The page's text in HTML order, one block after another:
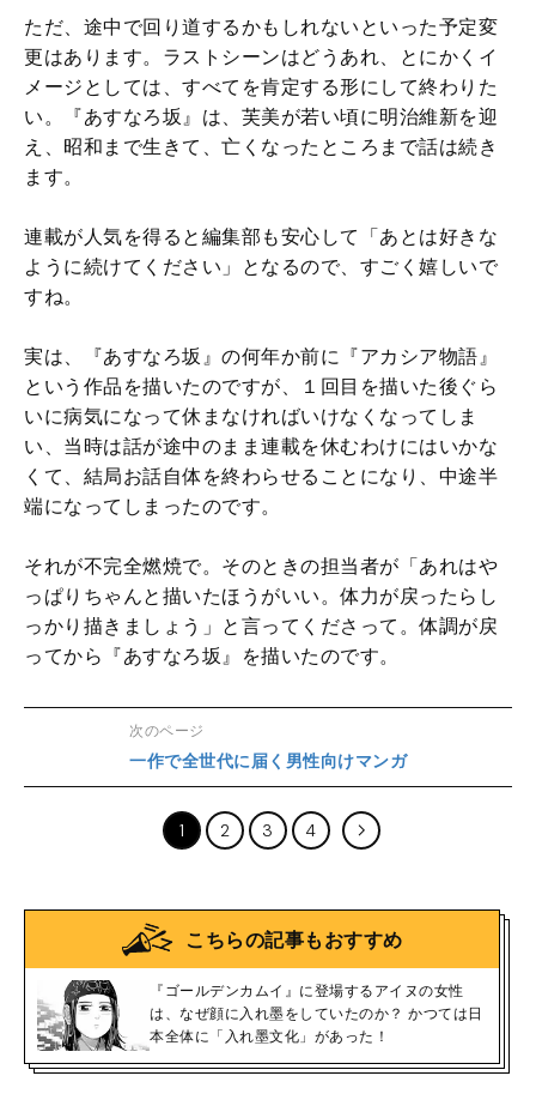
ただ、途中で回り道するかもしれないといった予定変
更はあります。ラストシーンはどうあれ、とにかくイ
メージとしては、すべてを肯定する形にして終わりた
い。『あすなろ坂』は、芙美が若い頃に明治維新を迎
え、昭和まで生きて、亡くなったところまで話は続き
ます。
連載が人気を得ると編集部も安心して「あとは好きな
ように続けてください」となるので、すごく嬉しいで
すね。
実は、『あすなろ坂』の何年か前に『アカシア物語』
という作品を描いたのですが、１回目を描いた後ぐら
いに病気になって休まなければいけなくなってしま
い、当時は話が途中のまま連載を休むわけにはいかな
くて、結局お話自体を終わらせることになり、中途半
端になってしまったのです。
それが不完全燃焼で。そのときの担当者が「あれはや
っぱりちゃんと描いたほうがいい。体力が戻ったらし
っかり描きましょう」と言ってくださって。体調が戻
ってから『あすなろ坂』を描いたのです。
次のページ
一作で全世代に届く男性向けマンガ
1 2 3 4
こちらの記事もおすすめ
『ゴールデンカムイ』に登場するアイヌの女性
は、なぜ顔に入れ墨をしていたのか？ かつては日
本全体に「入れ墨文化」があった！